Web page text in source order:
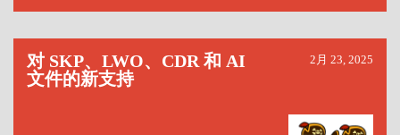
对 SKP、LWO、CDR 和 AI
文件的新支持
2月 23, 2025